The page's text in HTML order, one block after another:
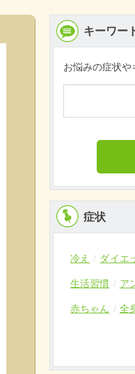
キーワー
お悩みの症状
症状
冷え ダイエ
生活習慣 ア
赤ちゃん 全